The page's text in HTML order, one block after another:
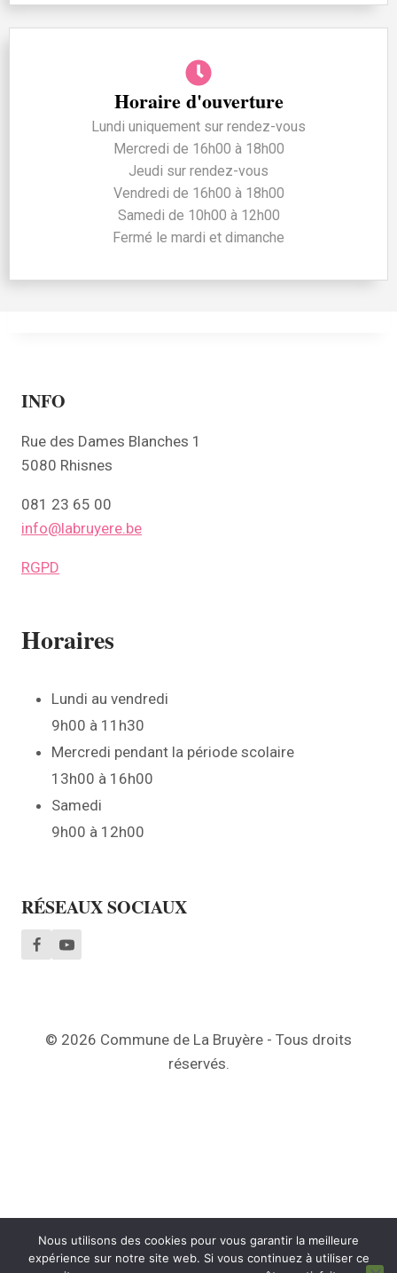
Horaire d'ouverture
Lundi uniquement sur rendez-vous
Mercredi de 16h00 à 18h00
Jeudi sur rendez-vous
Vendredi de 16h00 à 18h00
Samedi de 10h00 à 12h00
Fermé le mardi et dimanche
INFO
Rue des Dames Blanches 1
5080 Rhisnes
081 23 65 00
info@labruyere.be
RGPD
Horaires
Lundi au vendredi
9h00 à 11h30
Mercredi pendant la période scolaire
13h00 à 16h00
Samedi
9h00 à 12h00
RÉSEAUX SOCIAUX
© 2026 Commune de La Bruyère - Tous droits
réservés.
Nous utilisons des cookies pour vous garantir la meilleure
expérience sur notre site web. Si vous continuez à utiliser ce